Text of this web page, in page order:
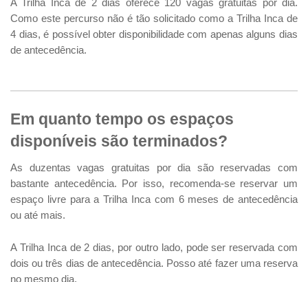
A Trilha Inca de 2 dias oferece 120 vagas gratuitas por dia.
Como este percurso não é tão solicitado como a Trilha Inca de
4 dias, é possível obter disponibilidade com apenas alguns dias
de antecedência.
Em quanto tempo os espaços
disponíveis são terminados?
As duzentas vagas gratuitas por dia são reservadas com
bastante antecedência. Por isso, recomenda-se reservar um
espaço livre para a Trilha Inca com 6 meses de antecedência
ou até mais.
A Trilha Inca de 2 dias, por outro lado, pode ser reservada com
dois ou três dias de antecedência. Posso até fazer uma reserva
no mesmo dia.